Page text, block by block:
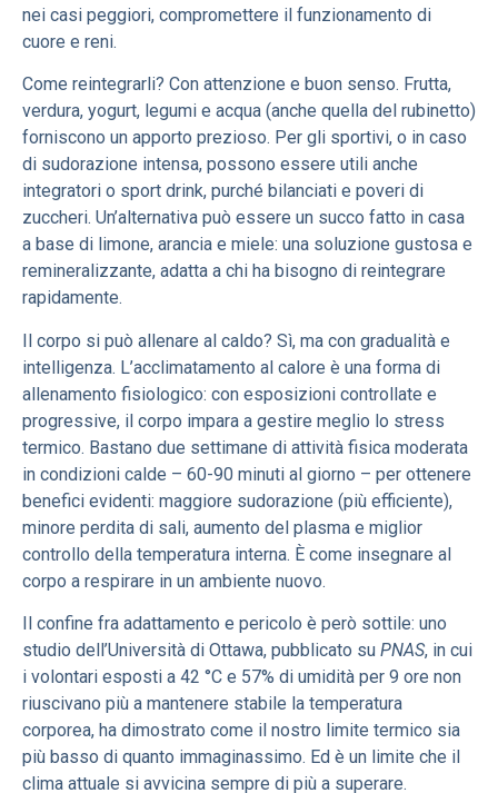
nei casi peggiori, compromettere il funzionamento di
cuore e reni.
Come reintegrarli? Con attenzione e buon senso. Frutta,
verdura, yogurt, legumi e acqua (anche quella del rubinetto)
forniscono un apporto prezioso. Per gli sportivi, o in caso
di sudorazione intensa, possono essere utili anche
integratori o sport drink, purché bilanciati e poveri di
zuccheri. Un’alternativa può essere un succo fatto in casa
a base di limone, arancia e miele: una soluzione gustosa e
remineralizzante, adatta a chi ha bisogno di reintegrare
rapidamente.
Il corpo si può allenare al caldo? Sì, ma con gradualità e
intelligenza. L’acclimatamento al calore è una forma di
allenamento fisiologico: con esposizioni controllate e
progressive, il corpo impara a gestire meglio lo stress
termico. Bastano due settimane di attività fisica moderata
in condizioni calde – 60-90 minuti al giorno – per ottenere
benefici evidenti: maggiore sudorazione (più efficiente),
minore perdita di sali, aumento del plasma e miglior
controllo della temperatura interna. È come insegnare al
corpo a respirare in un ambiente nuovo.
Il confine fra adattamento e pericolo è però sottile: uno
studio dell’Università di Ottawa, pubblicato su PNAS, in cui
i volontari esposti a 42 °C e 57% di umidità per 9 ore non
riuscivano più a mantenere stabile la temperatura
corporea, ha dimostrato come il nostro limite termico sia
più basso di quanto immaginassimo. Ed è un limite che il
clima attuale si avvicina sempre di più a superare.